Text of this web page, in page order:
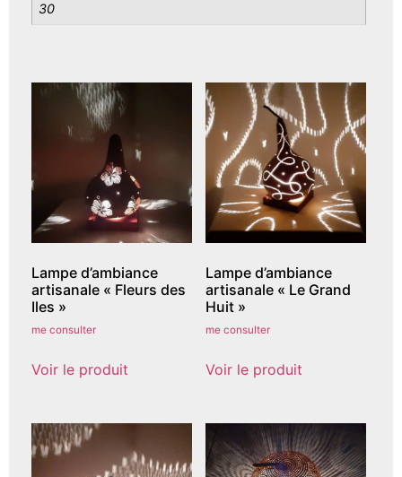
30
Lampe d’ambiance
artisanale « Fleurs des
Iles »
me consulter
Voir le produit
Lampe d’ambiance
artisanale « Le Grand
Huit »
me consulter
Voir le produit